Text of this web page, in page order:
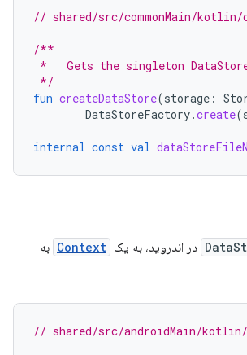
// shared/src/commonMain/kotlin/
/**
*   Gets the singleton
*/
fun createDataStore(storage :
DataStoreFactory.create(
internal const val
در اندروید، به یک Context به
// shared/src/androidMain/